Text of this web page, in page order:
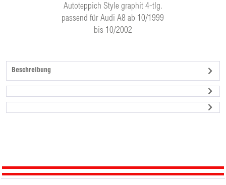
Autoteppich Style graphit 4-tlg.
passend für Audi A8 ab 10/1999
bis 10/2002
Beschreibung